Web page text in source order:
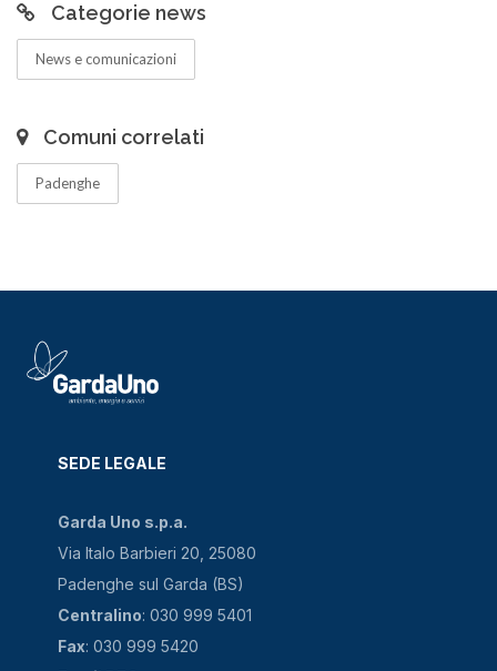
Categorie news
News e comunicazioni
Comuni correlati
Padenghe
SEDE LEGALE
Garda Uno s.p.a.
Via Italo Barbieri 20, 25080
Padenghe sul Garda (BS)
Centralino: 030 999 5401
Fax: 030 999 5420